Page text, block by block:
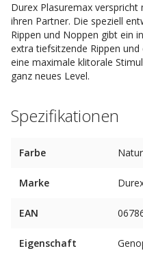
Durex Plasuremax
ihren Partner. Die speziell
Rippen und Noppen gibt ein
extra tiefsitzende Rippen
eine maximale klitorale
ganz neues Level.
Spezifikationen
Farbe
Marke
EAN
Eigenschaft